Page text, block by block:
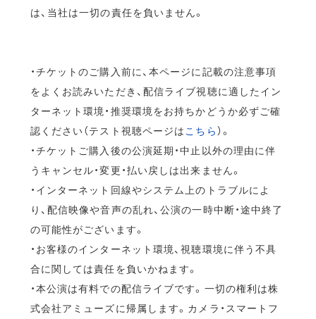
は、当社は一切の責任を負いません。
・チケットのご購入前に、本ページに記載の注意事項
をよくお読みいただき、配信ライブ視聴に適したイン
ターネット環境・推奨環境をお持ちかどうか必ずご確
認ください（テスト視聴ページは こちら）。
・チケットご購入後の公演延期・中止以外の理由に伴
うキャンセル・変更・払い戻しは出来ません。
・インターネット回線やシステム上のトラブルによ
り、配信映像や音声の乱れ、公演の一時中断・途中終了
の可能性がございます。
・お客様のインターネット環境、視聴環境に伴う不具
合に関しては責任を負いかねます。
・本公演は有料での配信ライブです。一切の権利は株
式会社アミューズに帰属します。カメラ・スマートフ